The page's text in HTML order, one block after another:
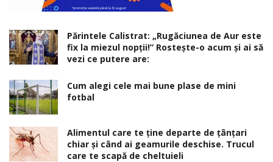
Părintele Calistrat: „Rugăciunea de Aur este
fix la miezul nopţii!” Rosteşte-o acum şi ai să
vezi ce putere are:
Cum alegi cele mai bune plase de mini
fotbal
Alimentul care te ține departe de țânțari
chiar și când ai geamurile deschise. Trucul
care te scapă de cheltuieli